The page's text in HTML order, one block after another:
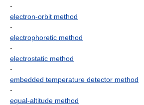
-
electron-orbit method
-
electrophoretic method
-
electrostatic method
-
embedded temperature detector method
-
equal-altitude method